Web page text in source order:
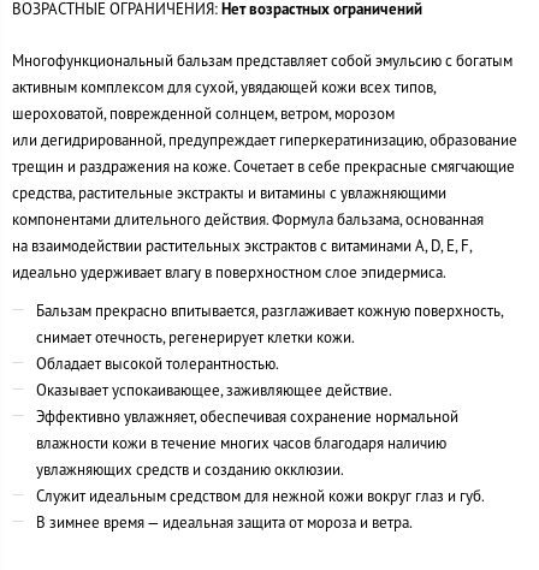
ВОЗРАСТНЫЕ ОГРАНИЧЕНИЯ: Нет возрастных ограничений
Многофункциональный бальзам представляет собой эмульсию с богатым
активным комплексом для сухой, увядающей кожи всех типов,
шероховатой, поврежденной солнцем, ветром, морозом
или дегидрированной, предупреждает гиперкератинизацию, образование
трещин и раздражения на коже. Сочетает в себе прекрасные смягчающие
средства, растительные экстракты и витамины с увлажняющими
компонентами длительного действия. Формула бальзама, основанная
на взаимодействии растительных экстрактов с витаминами A, D, E, F,
идеально удерживает влагу в поверхностном слое эпидермиса.
Бальзам прекрасно впитывается, разглаживает кожную поверхность,
снимает отечность, регенерирует клетки кожи.
Обладает высокой толерантностью.
Оказывает успокаивающее, заживляющее действие.
Эффективно увлажняет, обеспечивая сохранение нормальной
влажности кожи в течение многих часов благодаря наличию
увлажняющих средств и созданию окклюзии.
Служит идеальным средством для нежной кожи вокруг глаз и губ.
В зимнее время — идеальная защита от мороза и ветра.